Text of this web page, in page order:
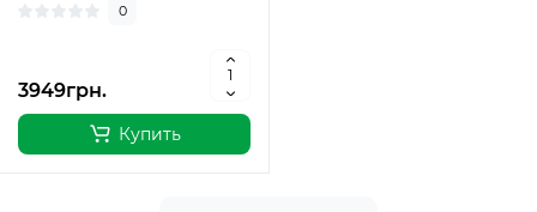
0
3949грн.
Купить